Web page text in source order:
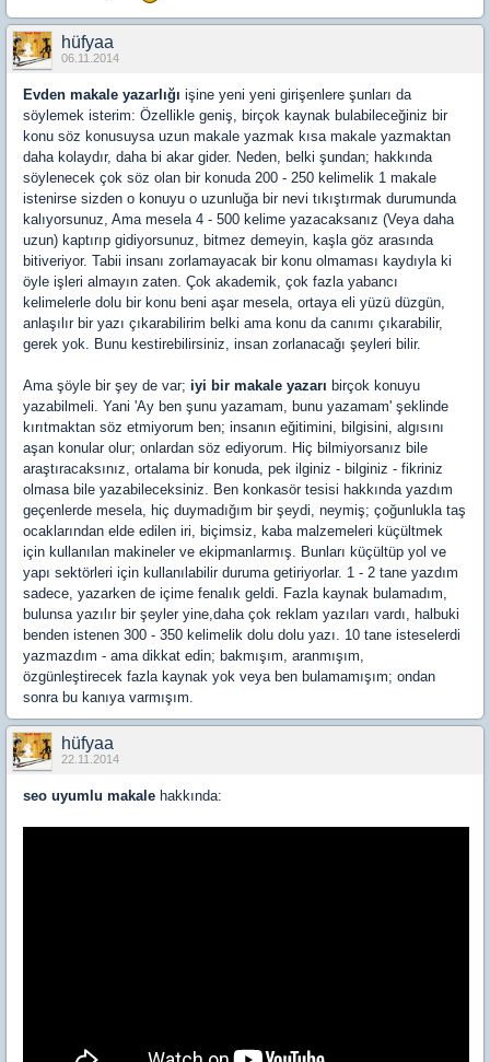
hüfyaa
06.11.2014
Evden makale yazarlığı işine yeni yeni girişenlere şunları da
söylemek isterim: Özellikle geniş, birçok kaynak bulabileceğiniz bir
konu söz konusuysa uzun makale yazmak kısa makale yazmaktan
daha kolaydır, daha bi akar gider. Neden, belki şundan; hakkında
söylenecek çok söz olan bir konuda 200 - 250 kelimelik 1 makale
istenirse sizden o konuyu o uzunluğa bir nevi tıkıştırmak durumunda
kalıyorsunuz, Ama mesela 4 - 500 kelime yazacaksanız (Veya daha
uzun) kaptırıp gidiyorsunuz, bitmez demeyin, kaşla göz arasında
bitiveriyor. Tabii insanı zorlamayacak bir konu olmaması kaydıyla ki
öyle işleri almayın zaten. Çok akademik, çok fazla yabancı
kelimelerle dolu bir konu beni aşar mesela, ortaya eli yüzü düzgün,
anlaşılır bir yazı çıkarabilirim belki ama konu da canımı çıkarabilir,
gerek yok. Bunu kestirebilirsiniz, insan zorlanacağı şeyleri bilir.
Ama şöyle bir şey de var; iyi bir makale yazarı birçok konuyu
yazabilmeli. Yani 'Ay ben şunu yazamam, bunu yazamam' şeklinde
kırıtmaktan söz etmiyorum ben; insanın eğitimini, bilgisini, algısını
aşan konular olur; onlardan söz ediyorum. Hiç bilmiyorsanız bile
araştıracaksınız, ortalama bir konuda, pek ilginiz - bilginiz - fikriniz
olmasa bile yazabileceksiniz. Ben konkasör tesisi hakkında yazdım
geçenlerde mesela, hiç duymadığım bir şeydi, neymiş; çoğunlukla taş
ocaklarından elde edilen iri, biçimsiz, kaba malzemeleri küçültmek
için kullanılan makineler ve ekipmanlarmış. Bunları küçültüp yol ve
yapı sektörleri için kullanılabilir duruma getiriyorlar. 1 - 2 tane yazdım
sadece, yazarken de içime fenalık geldi. Fazla kaynak bulamadım,
bulunsa yazılır bir şeyler yine,daha çok reklam yazıları vardı, halbuki
benden istenen 300 - 350 kelimelik dolu dolu yazı. 10 tane isteselerdi
yazmazdım - ama dikkat edin; bakmışım, aranmışım,
özgünleştirecek fazla kaynak yok veya ben bulamamışım; ondan
sonra bu kanıya varmışım.
hüfyaa
22.11.2014
seo uyumlu makale hakkında: